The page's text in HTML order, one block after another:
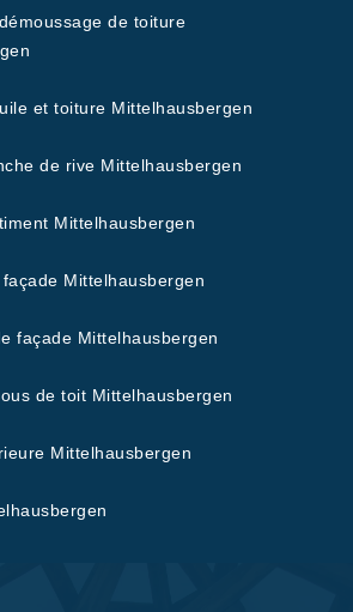
de toiture
et toiture Mittelhausbergen
de rive Mittelhausbergen
Mittelhausbergen
Mittelhausbergen
façade Mittelhausbergen
de toit Mittelhausbergen
Mittelhausbergen